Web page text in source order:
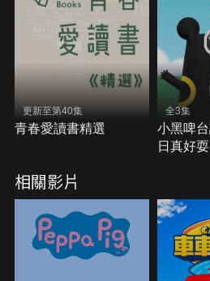
更新至第40集
青春愛讀書精選
全3集
小黑啤
日真好耍
相關影片